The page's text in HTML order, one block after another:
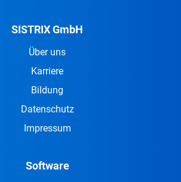
SISTRIX GmbH
Über uns
Karriere
Bildung
Datenschutz
Impressum
Software